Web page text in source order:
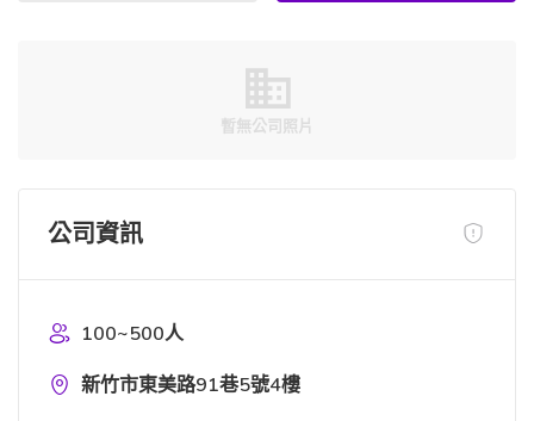
暫無公司照片
公司資訊
100~500人
新竹市東美路91巷5號4樓